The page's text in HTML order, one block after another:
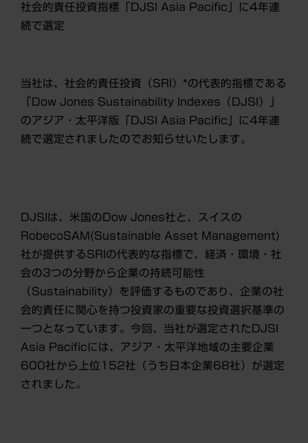
社会的責任投資指標「DJSI Asia Pacific」に4年連
続で選定
当社は、社会的責任投資（SRI）*の代表的指標である
「Dow Jones Sustainability Indexes（DJSI）」
のアジア・太平洋版「DJSI Asia Pacific」に4年連
続で選定されましたのでお知らせいたします。
DJSIは、米国のDow Jones社と、スイスの
RobecoSAM(Sustainable Asset Management)
社が提供するSRIの代表的な指標で、経済・環境・社
会の3つの分野から企業の持続可能性
（Sustainability）を評価するものであり、企業の社
会的責任に関心を持つ投資家の重要な投資選択基準の
一つとなっています。今回、当社が選定されたDJSI
Asia Pacificには、アジア・太平洋地域の主要企業
600社から上位152社（うち日本企業68社）が選定
されました。